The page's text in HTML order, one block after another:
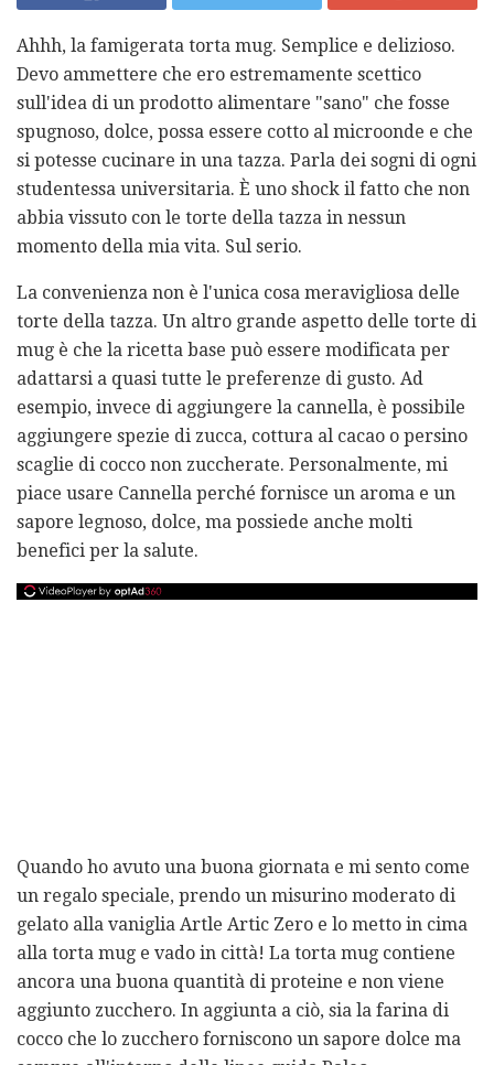
Ahhh, la famigerata torta mug. Semplice e delizioso.
Devo ammettere che ero estremamente scettico
sull'idea di un prodotto alimentare "sano" che fosse
spugnoso, dolce, possa essere cotto al microonde e che
si potesse cucinare in una tazza. Parla dei sogni di ogni
studentessa universitaria. È uno shock il fatto che non
abbia vissuto con le torte della tazza in nessun
momento della mia vita. Sul serio.
La convenienza non è l'unica cosa meravigliosa delle
torte della tazza. Un altro grande aspetto delle torte di
mug è che la ricetta base può essere modificata per
adattarsi a quasi tutte le preferenze di gusto. Ad
esempio, invece di aggiungere la cannella, è possibile
aggiungere spezie di zucca, cottura al cacao o persino
scaglie di cocco non zuccherate. Personalmente, mi
piace usare Cannella perché fornisce un aroma e un
sapore legnoso, dolce, ma possiede anche molti
benefici per la salute.
Quando ho avuto una buona giornata e mi sento come
un regalo speciale, prendo un misurino moderato di
gelato alla vaniglia Artle Artic Zero e lo metto in cima
alla torta mug e vado in città! La torta mug contiene
ancora una buona quantità di proteine ​​e non viene
aggiunto zucchero. In aggiunta a ciò, sia la farina di
cocco che lo zucchero forniscono un sapore dolce ma